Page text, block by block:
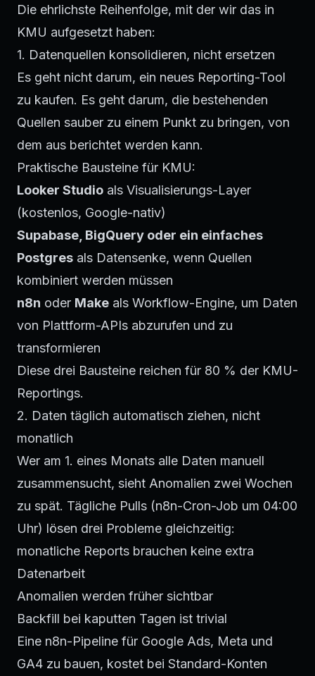
Die ehrlichste Reihenfolge, mit der wir das in
KMU aufgesetzt haben:
1. Datenquellen konsolidieren, nicht ersetzen
Es geht nicht darum, ein neues Reporting-Tool
zu kaufen. Es geht darum, die bestehenden
Quellen sauber zu einem Punkt zu bringen, von
dem aus berichtet werden kann.
Praktische Bausteine für KMU:
Looker Studio als Visualisierungs-Layer
(kostenlos, Google-nativ)
Supabase, BigQuery oder ein einfaches
Postgres als Datensenke, wenn Quellen
kombiniert werden müssen
n8n oder Make als Workflow-Engine, um Daten
von Plattform-APIs abzurufen und zu
transformieren
Diese drei Bausteine reichen für 80 % der KMU-
Reportings.
2. Daten täglich automatisch ziehen, nicht
monatlich
Wer am 1. eines Monats alle Daten manuell
zusammensucht, sieht Anomalien zwei Wochen
zu spät. Tägliche Pulls (n8n-Cron-Job um 04:00
Uhr) lösen drei Probleme gleichzeitig:
monatliche Reports brauchen keine extra
Datenarbeit
Anomalien werden früher sichtbar
Backfill bei kaputten Tagen ist trivial
Eine n8n-Pipeline für Google Ads, Meta und
GA4 zu bauen, kostet bei Standard-Konten